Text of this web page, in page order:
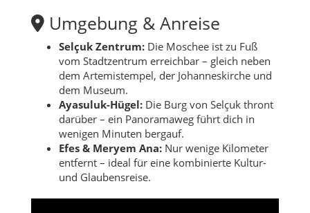
Umgebung & Anreise
Selçuk Zentrum: Die Moschee ist zu Fuß
vom Stadtzentrum erreichbar – gleich neben
dem Artemistempel, der Johanneskirche und
dem Museum.
Ayasuluk-Hügel: Die Burg von Selçuk thront
darüber – ein Panoramaweg führt dich in
wenigen Minuten bergauf.
Efes & Meryem Ana: Nur wenige Kilometer
entfernt – ideal für eine kombinierte Kultur-
und Glaubensreise.